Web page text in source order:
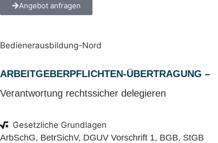
Angebot anfragen
Bedienerausbildung-Nord
ARBEITGEBERPFLICHTEN-ÜBERTRAGUNG –
Verantwortung rechtssicher delegieren
Gesetzliche Grundlagen
ArbSchG, BetrSichV, DGUV Vorschrift 1, BGB, StGB